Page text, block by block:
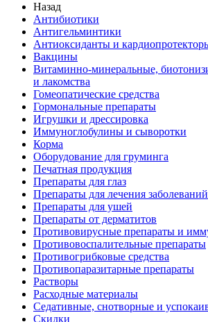
Назад
Антибиотики
Антигельминтики
Антиоксиданты и
Вакцины
Витаминно-минеральные,
и лакомства
Гомеопатические средства
Гормональные препараты
Игрушки и дрессировка
Иммуноглобулины и сыворотки
Корма
Оборудование для груминга
Печатная продукция
Препараты для глаз
Препараты для лечения
Препараты для ушей
Препараты от дерматитов
Противовирусные препараты и
Противовоспалительные препараты
Противогрибковые средства
Противопаразитарные препараты
Растворы
Расходные материалы
Седативные, снотворные и
Скидки